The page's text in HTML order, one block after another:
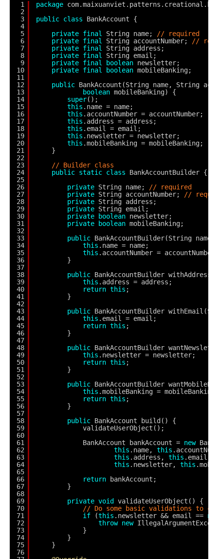
1
2
3
4
5
6
7
8
9
10
11
12
13
14
15
16
17
18
19
20
21
22
23
24
25
26
27
28
29
30
31
32
33
34
35
36
37
38
39
40
41
42
43
44
45
46
47
48
49
50
51
52
53
54
55
56
57
58
59
60
61
62
63
64
65
66
67
68
69
70
71
72
73
74
75
76
package
public class
BankAccount {
private final String name;
// required
private final String accountNumber;
//
private final
String address;
private final
String email;
private final boolean newsletter;
private final boolean mobileBanking;
public BankAccount(String name, String
boolean mobileBanking) {
super();
this .name = name;
this .accountNumber = accountNumber;
this .address = address;
this .email = email;
this .newsletter = newsletter;
this .mobileBanking = mobileBanking;
}
// Builder class
public static class
BankAccountBuilder {
private String name;
// required
private String accountNumber;
//
private String address;
private String email;
private
boolean newsletter;
private
boolean mobileBanking;
public BankAccountBuilder(String
this .name = name;
this .accountNumber =
}
public BankAccountBuilder
this .address = address;
return this ;
}
public BankAccountBuilder
this .email = email;
return this ;
}
public BankAccountBuilder
this .newsletter = newsletter;
return this ;
}
public BankAccountBuilder
this .mobileBanking =
return this ;
}
public BankAccount build() {
validateUserObject();
BankAccount bankAccount = new
this .name, this
this .address, this .email,
this .newsletter, this
return
bankAccount;
}
private void
validateUserObject() {
// Do some basic validations to
if
(this .newsletter && email ==
throw new
}
}
}